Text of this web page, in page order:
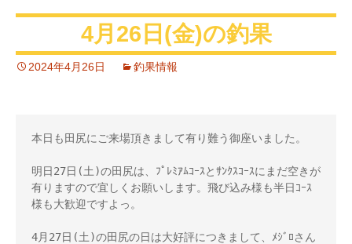
4月26日(金)の釣果
2024年4月26日 釣果情報
本日も田尻にご来場頂きまして有り難う御座いました。
明日27日(土)の田尻は、ﾌﾟﾚﾐｱﾑｺｰｽとｻﾝｸｽｺｰｽにまだ空きが
有りますので宜しくお願いします。飛び込み様も半日ｺｰｽ
様も大歓迎ですよっ。
4月27日(土)の田尻の日は大好評につきまして、ﾒｼﾞﾛさん